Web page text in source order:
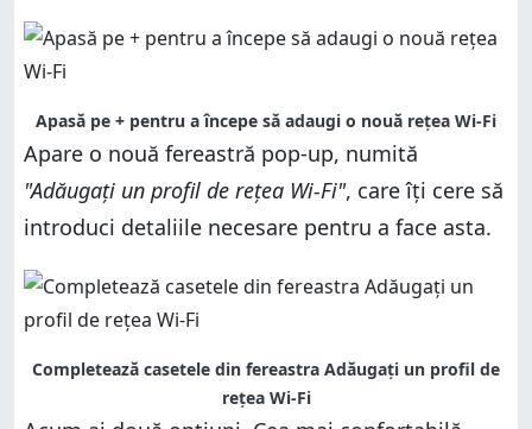
Apasă pe + pentru a începe să adaugi o nouă rețea Wi-Fi
Apare o nouă fereastră pop-up, numită
"Adăugați un profil de rețea Wi-Fi", care îți cere să
introduci detaliile necesare pentru a face asta.
Completează casetele din fereastra Adăugați un profil de
rețea Wi-Fi